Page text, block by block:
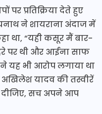
प्रतिक्रिया देते हुए
ने शायराना अंदाज में
था, “यही कसूर मैं बार-
पर थी और आईना साफ
ने यह भी आरोप लगाया था
यादव की तस्वीरें
सच अपने आप